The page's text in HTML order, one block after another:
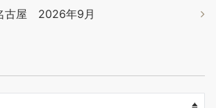
古屋 2026年9月